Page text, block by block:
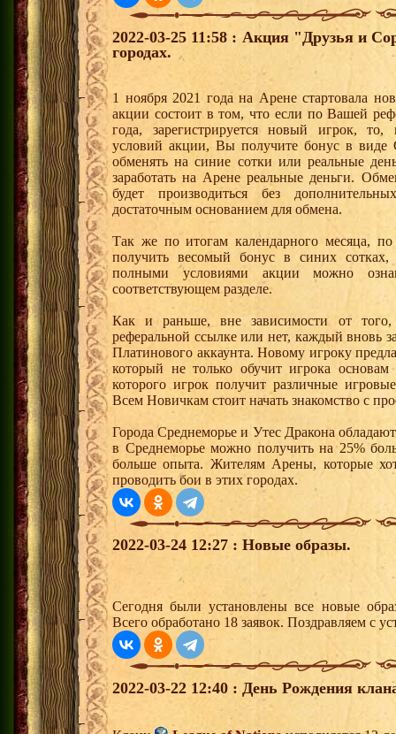
2022-03-25 11:58 : Акция "Друзья и
городах.
1 ноября 2021 года на Арене стартовала
акции состоит в том, что если по Вашей
года, зарегистрируется новый игрок,
условий акции, Вы получите бонус в
обменять на синие сотки или реальные
заработать на Арене реальные деньги.
будет производиться без
достаточным основанием для обмена.
Так же по итогам календарного месяца,
получить весомый бонус в синих
полными условиями акции можно
соответствующем разделе.
Как и раньше, вне зависимости от того,
реферальной ссылке или нет, каждый вновь
Платинового аккаунта. Новому игроку
который не только обучит игрока
которого игрок получит различные
Всем Новичкам стоит начать знакомство с
Города Среднеморье и Утес Дракона
в Среднеморье можно получить на 25%
больше опыта. Жителям Арены, которые
проводить бои в этих городах.
2022-03-24 12:27 : Новые образы.
Сегодня были установлены все новые
Всего обработано 18 заявок. Поздравляем с
2022-03-22 12:40 : День Рождения